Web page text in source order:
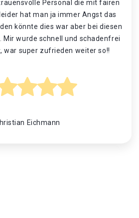
Personal die mit fairen
hat man ja immer Angst das
könnte dies war aber bei diesen
Mir wurde schnell und schadenfrei
war super zufrieden weiter so!!
Eichmann